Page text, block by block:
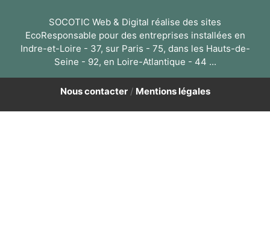
SOCOTIC Web & Digital réalise des sites
EcoResponsable pour des entreprises installées en
Indre-et-Loire - 37, sur Paris - 75, dans les Hauts-de-
Seine - 92, en Loire-Atlantique - 44 ...
Nous contacter/ Mentions légales